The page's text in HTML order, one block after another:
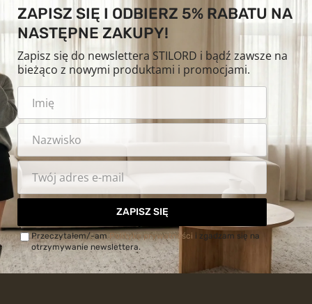
ZAPISZ SIĘ I ODBIERZ 5% RABATU NA
NASTĘPNE ZAKUPY!
Zapisz się do newslettera STILORD i bądź zawsze na
bieżąco z nowymi produktami i promocjami.
ZAPISZ SIĘ
Przeczytałem/-amPolitykę prywatności i zgadzam się na
otrzymywanie newslettera.